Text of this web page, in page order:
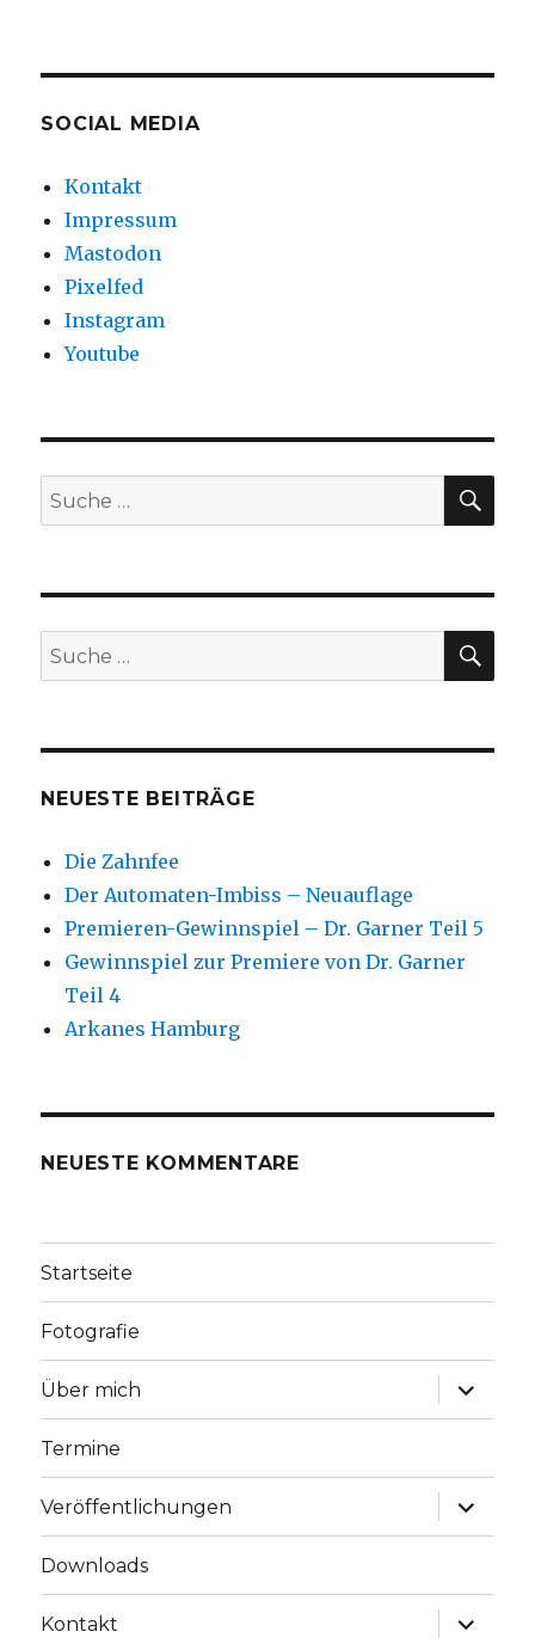
SOCIAL MEDIA
Kontakt
Impressum
Mastodon
Pixelfed
Instagram
Youtube
Suche
nach:
Suche
nach:
NEUESTE BEITRÄGE
Die Zahnfee
Der Automaten-Imbiss – Neuauflage
Premieren-Gewinnspiel – Dr. Garner Teil 5
Gewinnspiel zur Premiere von Dr. Garner
Teil 4
Arkanes Hamburg
NEUESTE KOMMENTARE
Startseite
Fotografie
Über mich
Termine
Veröffentlichungen
Downloads
Kontakt